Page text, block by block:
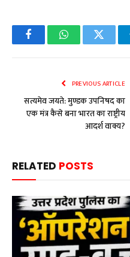
FacebookWhatsAppTwitter
PREVIOUS ARTICLE
सत्यमेव जयते: मुण्डक उपनिषद का
एक मंत्र कैसे बना भारत का राष्ट्रीय
आदर्श वाक्य?
RELATED POSTS